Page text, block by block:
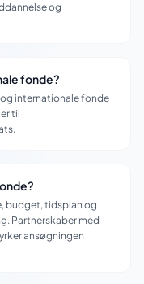
og
fonde?
og internationale fonde
til
budget, tidsplan og
Partnerskaber med
ansøgningen